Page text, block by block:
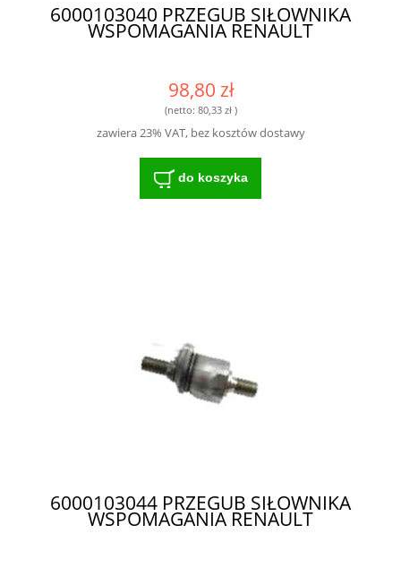
6000103040 PRZEGUB SIŁOWNIKA
WSPOMAGANIA RENAULT
98,80 zł
(netto: 80,33 zł)
zawiera 23% VAT, bez kosztów dostawy
do koszyka
6000103044 PRZEGUB SIŁOWNIKA
WSPOMAGANIA RENAULT